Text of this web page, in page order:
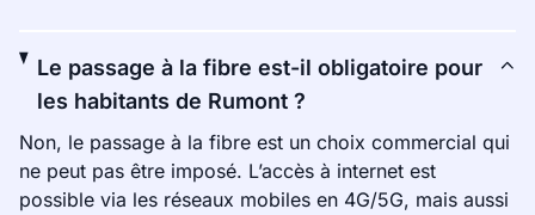
Le passage à la fibre est-il obligatoire pour
les habitants de Rumont ?
Non, le passage à la fibre est un choix commercial qui
ne peut pas être imposé. L’accès à internet est
possible via les réseaux mobiles en 4G/5G, mais aussi